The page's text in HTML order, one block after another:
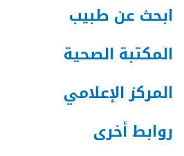
ابحث عن طبيب
المكتبة الصحية
المركز الإعلامي
روابط أخرى